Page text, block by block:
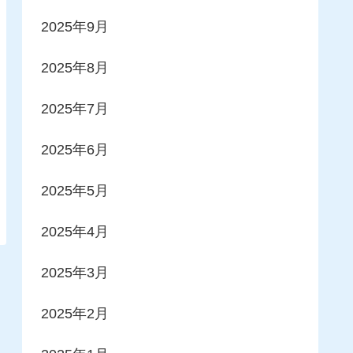
2025年9月
2025年8月
2025年7月
2025年6月
2025年5月
2025年4月
2025年3月
2025年2月